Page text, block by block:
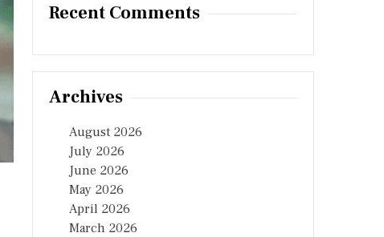
Recent Comments
Archives
August 2026
July 2026
June 2026
May 2026
April 2026
March 2026